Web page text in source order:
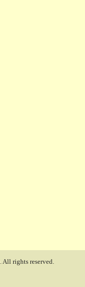
. All rights reserved.